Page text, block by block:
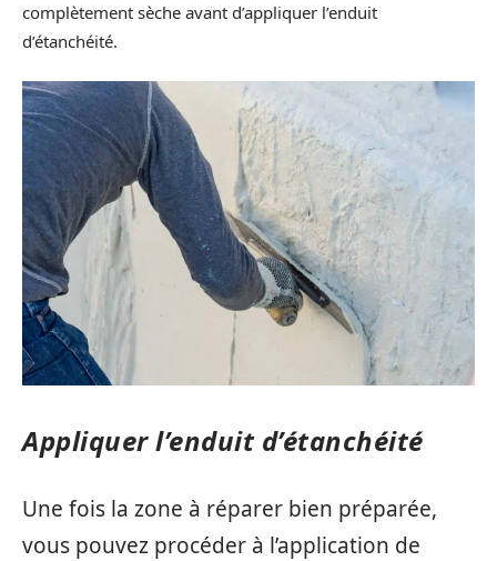
complètement sèche avant d’appliquer l’enduit
d’étanchéité.
Appliquer l’enduit d’étanchéité
Une fois la zone à réparer bien préparée,
vous pouvez procéder à l’application de